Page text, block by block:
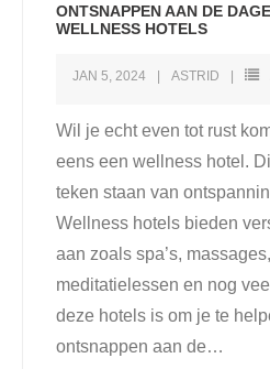
ONTSNAPPEN AAN DE
WELLNESS HOTELS
JAN 5, 2024 ASTRID
Wil je echt even tot rust
eens een wellness hotel.
teken staan van
Wellness hotels bieden
aan zoals spa’s,
meditatielessen en nog
deze hotels is om je te
ontsnappen aan de…